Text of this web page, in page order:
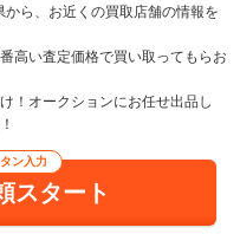
ら、お近くの買取店舗の情報を
高い査定価格で買い取ってもらお
！オークションにお任せ出品し
ン入力
スタート